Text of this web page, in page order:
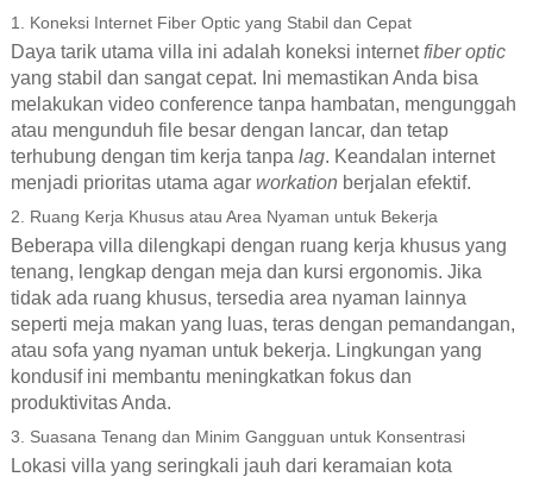
1. Koneksi Internet Fiber Optic yang Stabil dan Cepat
Daya tarik utama villa ini adalah koneksi internetfiber optic
yang stabil dan sangat cepat. Ini memastikan Anda bisa
melakukan video conference tanpa hambatan, mengunggah
atau mengunduh file besar dengan lancar, dan tetap
terhubung dengan tim kerja tanpa lag. Keandalan internet
menjadi prioritas utama agar workation berjalan efektif.
2. Ruang Kerja Khusus atau Area Nyaman untuk Bekerja
Beberapa villa dilengkapi dengan ruang kerja khusus yang
tenang, lengkap dengan meja dan kursi ergonomis. Jika
tidak ada ruang khusus, tersedia area nyaman lainnya
seperti meja makan yang luas, teras dengan pemandangan,
atau sofa yang nyaman untuk bekerja. Lingkungan yang
kondusif ini membantu meningkatkan fokus dan
produktivitas Anda.
3. Suasana Tenang dan Minim Gangguan untuk Konsentrasi
Lokasi villa yang seringkali jauh dari keramaian kota